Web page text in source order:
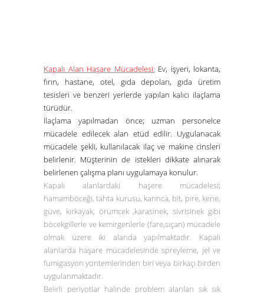
Kapalı Alan Haşare Mücadelesi: Ev, işyeri, lokanta,
fırın, hastane, otel, gıda depoları, gıda üretim
tesisleri ve benzeri yerlerde yapılan kalıcı ilaçlama
türüdür.
İlaçlama yapılmadan önce; uzman personelce
mücadele edilecek alan etüd edilir. Uygulanacak
mücadele şekli, kullanılacak ilaç ve makine cinsleri
belirlenir. Müşterinin de istekleri dikkate alınarak
belirlenen çalışma planı uygulamaya konulur.
Kapalı alanlardaki haşere mücadelesi;
hamamböceği, tahta kurusu, karınca, bit, pire, kene,
güve, kırkayak, örümcek ,karasinek, sivrisinek gibi
böcekgillerle ve kemirgenlerle (fare,sıçan) mücadele
olmak üzere iki alanda yapılmaktadır.
Kapalı
alanlarda haşare mücadelesinde spreyleme, jel ve
fumigasyon yöntemlerinden biri veya birkaçı birden
uygulanmaktadır.
Belirli periyotlar halinde problem alanları sık sık